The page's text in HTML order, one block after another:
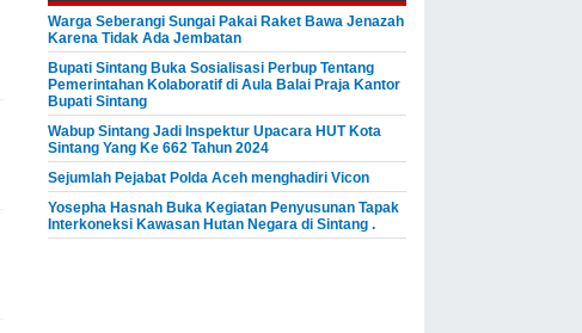
Warga Seberangi Sungai Pakai Raket Bawa Jenazah
Karena Tidak Ada Jembatan
Bupati Sintang Buka Sosialisasi Perbup Tentang
Pemerintahan Kolaboratif di Aula Balai Praja Kantor
Bupati Sintang
Wabup Sintang Jadi Inspektur Upacara HUT Kota
Sintang Yang Ke 662 Tahun 2024
Sejumlah Pejabat Polda Aceh menghadiri Vicon
Yosepha Hasnah Buka Kegiatan Penyusunan Tapak
Interkoneksi Kawasan Hutan Negara di Sintang .